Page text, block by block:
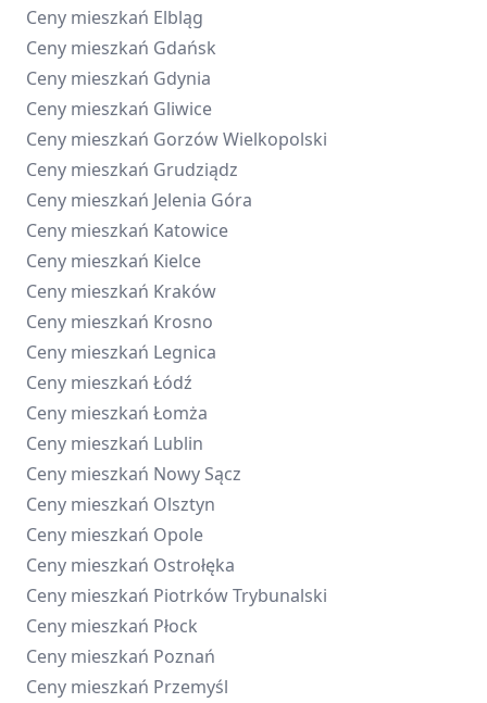
Ceny mieszkań Elbląg
Ceny mieszkań Gdańsk
Ceny mieszkań Gdynia
Ceny mieszkań Gliwice
Ceny mieszkań Gorzów Wielkopolski
Ceny mieszkań Grudziądz
Ceny mieszkań Jelenia Góra
Ceny mieszkań Katowice
Ceny mieszkań Kielce
Ceny mieszkań Kraków
Ceny mieszkań Krosno
Ceny mieszkań Legnica
Ceny mieszkań Łódź
Ceny mieszkań Łomża
Ceny mieszkań Lublin
Ceny mieszkań Nowy Sącz
Ceny mieszkań Olsztyn
Ceny mieszkań Opole
Ceny mieszkań Ostrołęka
Ceny mieszkań Piotrków Trybunalski
Ceny mieszkań Płock
Ceny mieszkań Poznań
Ceny mieszkań Przemyśl